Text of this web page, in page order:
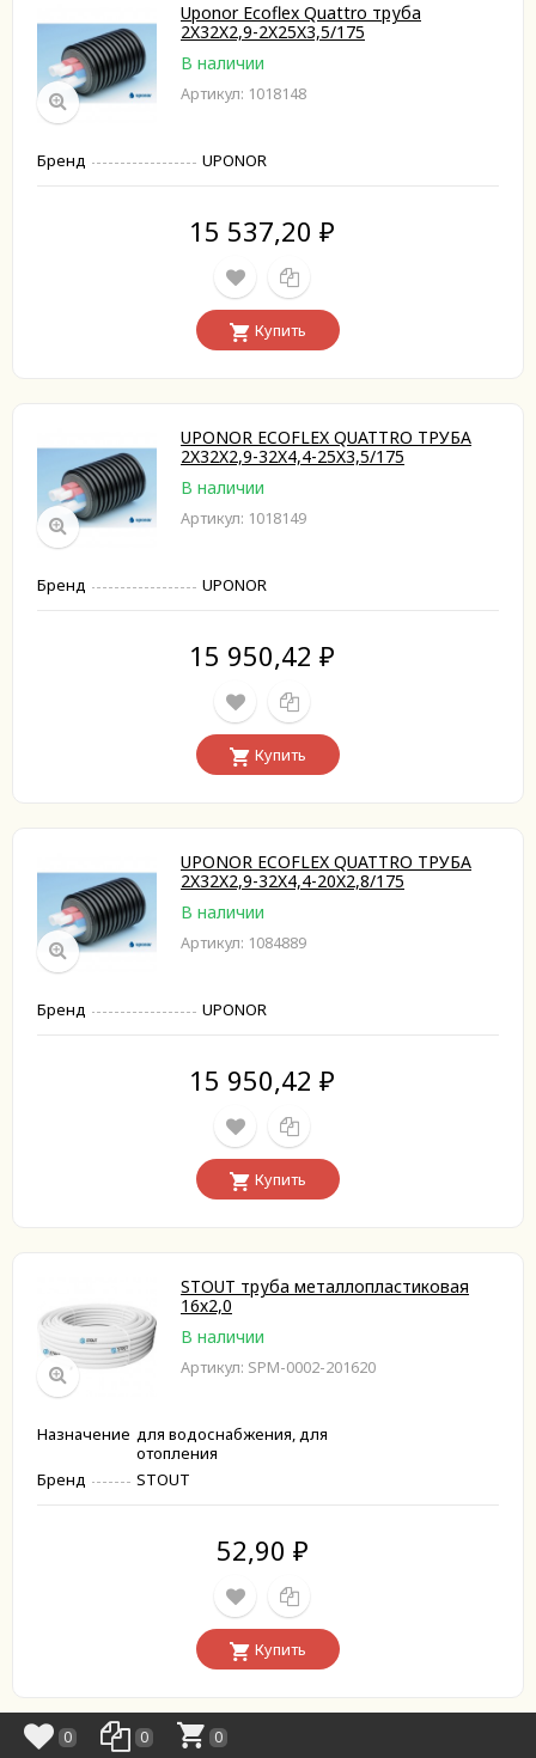
Uponor Ecoflex Quattro труба
2X32X2,9-2X25X3,5/175
В наличии
Артикул: 1018148
Бренд UPONOR
15 537,20 ₽
Купить
UPONOR ECOFLEX QUATTRO ТРУБА
2X32X2,9-32X4,4-25X3,5/175
В наличии
Артикул: 1018149
Бренд UPONOR
15 950,42 ₽
Купить
UPONOR ECOFLEX QUATTRO ТРУБА
2X32X2,9-32X4,4-20X2,8/175
В наличии
Артикул: 1084889
Бренд UPONOR
15 950,42 ₽
Купить
STOUT труба металлопластиковая
16х2,0
В наличии
Артикул: SPM-0002-201620
Назначение для водоснабжения, для
отопления
Бренд
STOUT
52,90 ₽
Купить
0 0 0